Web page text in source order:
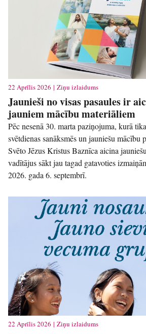
22 Aprīlis 2026 | Ziņu izlaidums
Jaunieši no visas pasaules ir
jauniem mācību materiāliem
Pēc nesenā 30. marta paziņojuma, kurā
svētdienas sanāksmēs un jauniešu mācību
Svēto Jēzus Kristus Baznīca aicina
vadītājus sākt jau tagad gatavoties
2026. gada 6. septembrī.
22 Aprīlis 2026 | Ziņu izlaidums